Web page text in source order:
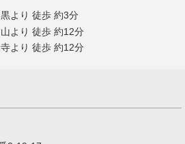
より 徒歩 約3分
より 徒歩 約12分
より 徒歩 約12分